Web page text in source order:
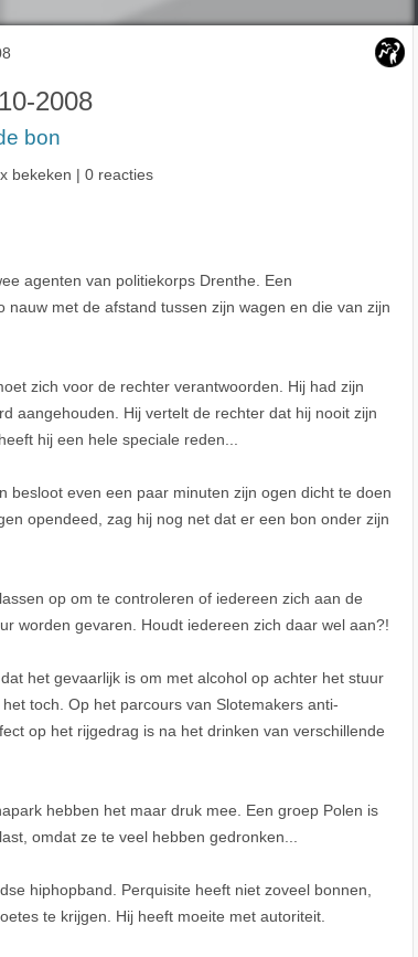
2008
bon
bekeken | 0 reacties
agenten van politiekorps Drenthe. Een
met de afstand tussen zijn wagen en die van zijn
zich voor de rechter verantwoorden. Hij had zijn
aangehouden. Hij vertelt de rechter dat hij nooit zijn
hij een hele speciale reden...
besloot even een paar minuten zijn ogen dicht te doen
opendeed, zag hij nog net dat er een bon onder zijn
op om te controleren of iedereen zich aan de
worden gevaren. Houdt iedereen zich daar wel aan?!
het gevaarlijk is om met alcohol op achter het stuur
toch. Op het parcours van Slotemakers anti-
op het rijgedrag is na het drinken van verschillende
hebben het maar druk mee. Een groep Polen is
omdat ze te veel hebben gedronken...
hiphopband. Perquisite heeft niet zoveel bonnen,
te krijgen. Hij heeft moeite met autoriteit.